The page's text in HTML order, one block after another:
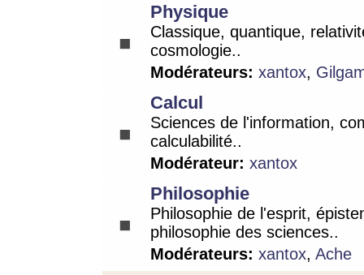
Physique
Classique, quantique,
cosmologie..
Modérateurs: xantox,
Calcul
Sciences de l'information,
calculabilité..
Modérateur: xantox
Philosophie
Philosophie de l'esprit,
philosophie des sciences..
Modérateurs: xantox, Ache